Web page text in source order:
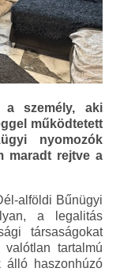
a személy, aki
működtetett
nyomozók
maradt rejtve a
alföldi Bűnügyi
a legalitás
társaságokat
tartalmú
álló haszonhúzó